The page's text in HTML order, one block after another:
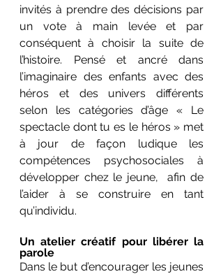
invités à prendre des décisions par
un vote à main levée et par
conséquent à choisir la suite de
l’histoire. Pensé et ancré dans
l’imaginaire des enfants avec des
héros et des univers différents
selon les catégories d’âge « Le
spectacle dont tu es le héros » met
à jour de façon ludique les
compétences psychosociales à
développer chez le jeune,  afin de
l’aider à se construire en tant
qu’individu.
Un atelier créatif pour libérer la
parole
Dans le but d’encourager les jeunes